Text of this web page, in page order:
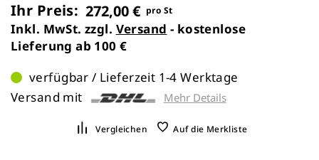
Ihr Preis: 272,00 € pro St
Inkl. MwSt. zzgl. Versand - kostenlose
Lieferung ab 100 €
verfügbar / Lieferzeit 1-4 Werktage
Versand mit
Mehr Details
Vergleichen Auf die Merkliste